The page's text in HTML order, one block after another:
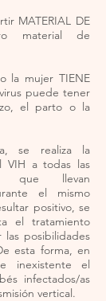
MATERIAL DE
material de
la mujer TIENE
puede tener
el parto o la
se realiza la
VIH a todas las
que llevan
el mismo
positivo, se
el tratamiento
las posibilidades
esta forma, en
inexistente el
infectados/as
vertical.